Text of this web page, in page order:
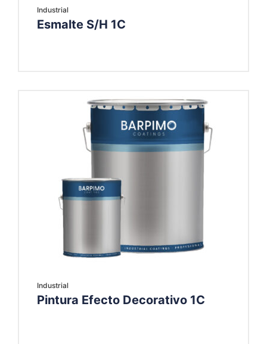
Industrial
Esmalte S/H 1C
Industrial
Pintura Efecto Decorativo 1C